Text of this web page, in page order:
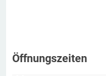
Öffnungszeiten